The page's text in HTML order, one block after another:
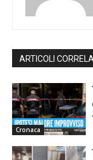
ARTICOLI
Cronaca